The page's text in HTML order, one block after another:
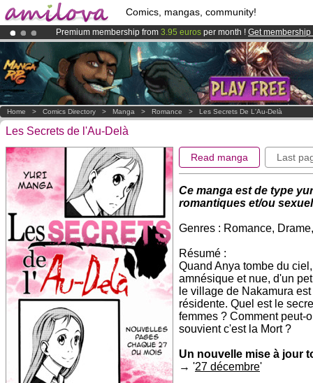
Comics, mangas, community!
Premium membership from 3.95 euros per month ! Get membership
AmilovaKickstarter is now LIVE!.
Already 100000 membersand 1000 comics & mangas!.
Home > Comics Directory > Manga > Romance > Les Secrets De L'Au-Delà
Les Secrets de l'Au-Delà
Read manga Last
Ce manga est de type
romantiques et/ou
Genres : Romance,
Résumé :
Quand Anya tombe du
amnésique et nue, d'un
le village de Nakamura
résidente. Quel est le
femmes ? Comment peut-
souvient c'est la Mort ?
Un nouvelle mise à jour
→ '27 décembre'